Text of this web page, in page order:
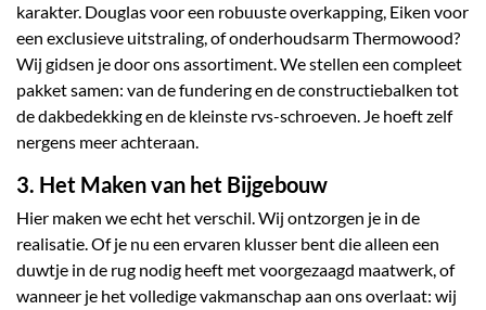
karakter. Douglas voor een robuuste overkapping, Eiken voor
een exclusieve uitstraling, of onderhoudsarm Thermowood?
Wij gidsen je door ons assortiment. We stellen een compleet
pakket samen: van de fundering en de constructiebalken tot
de dakbedekking en de kleinste rvs-schroeven. Je hoeft zelf
nergens meer achteraan.
3. Het Maken van het Bijgebouw
Hier maken we echt het verschil. Wij ontzorgen je in de
realisatie. Of je nu een ervaren klusser bent die alleen een
duwtje in de rug nodig heeft met voorgezaagd maatwerk, of
wanneer je het volledige vakmanschap aan ons overlaat: wij